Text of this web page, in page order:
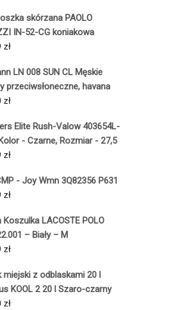
skórzana PAOLO
IN-52-CG koniakowa
zł
LN 008 SUN CL Męskie
przeciwsłoneczne, havana
zł
Elite Rush-Valow 403654L-
- Czarne, Rozmiar - 27,5
zł
- Joy Wmn 3Q82356 P631
zł
Koszulka LACOSTE POLO
– Biały – M
zł
miejski z odblaskami 20 l
KOOL 2 20 l Szaro-czarny
zł